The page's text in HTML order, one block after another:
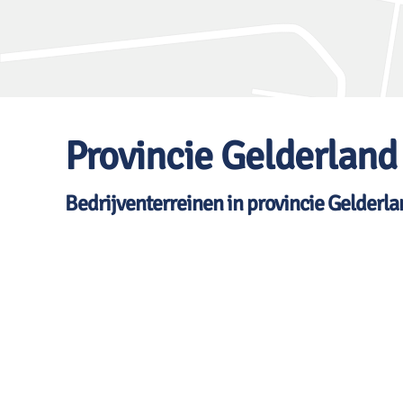
Provincie Gelderland
Bedrijventerreinen in provincie